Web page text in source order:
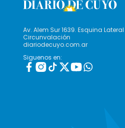
Av. Alem Sur 1639. Esquina
Circunvalación
diariodecuyo.com.ar
Siguenos en: